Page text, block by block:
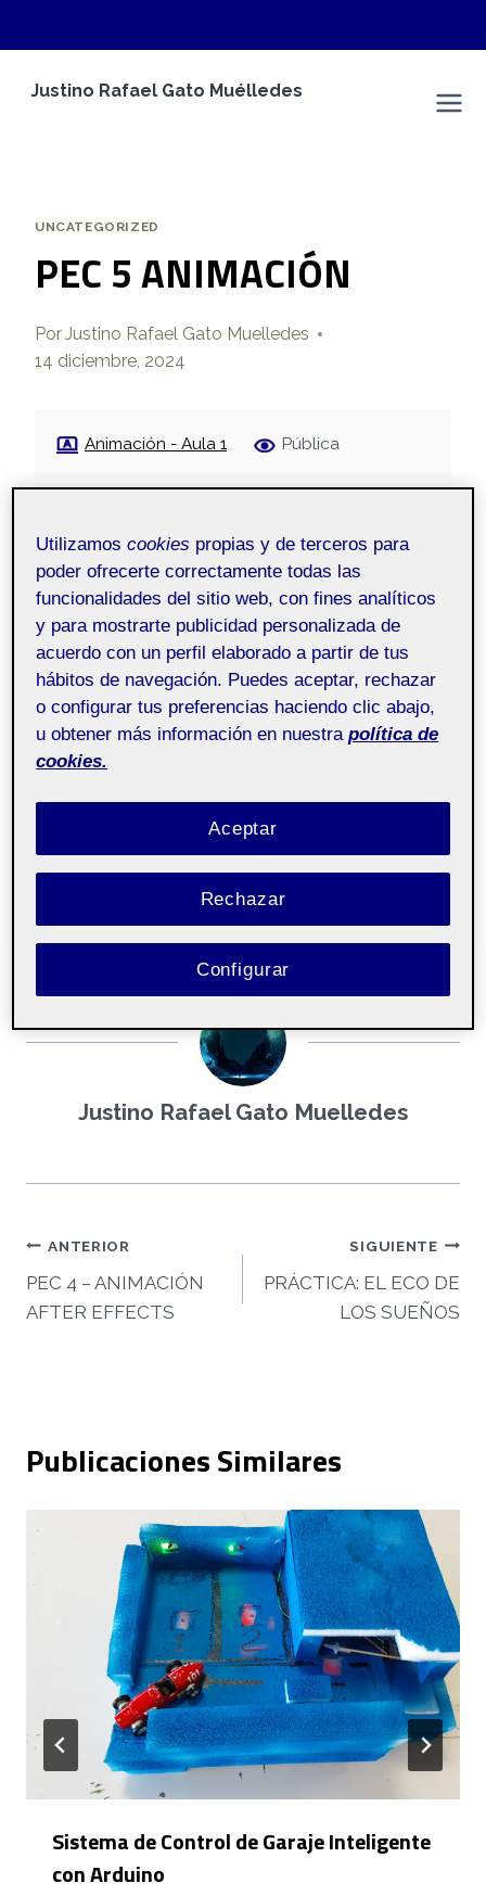
Justino Rafael Gato Muélledes
UNCATEGORIZED
PEC 5 ANIMACIÓN
PorJustino Rafael Gato Muelledes
14 diciembre, 2024
Animación - Aula 1 Pública
(https://www.youtube.com/watch?
v=3q7vGpKiG5E)
R
e
o
t
r
í
Justino Rafael Gato Muelledes
Navegación
de
ANTERIOR
PEC 4 – ANIMACIÓN
AFTER EFFECTS
SIGUIENTE
PRÁCTICA: EL ECO DE
LOS SUEÑOS
Publicaciones Similares
Sistema de Control de Garaje Inteligente
con Arduino
Utilizamoscookies propias y de terceros para
poder ofrecerte correctamente todas las
funcionalidades del sitio web, con fines analíticos
y para mostrarte publicidad personalizada de
acuerdo con un perfil elaborado a partir de tus
hábitos de navegación. Puedes aceptar, rechazar
o configurar tus preferencias haciendo clic abajo,
u obtener más información en nuestra política de
cookies.
Rechazar
Aceptar
Configurar